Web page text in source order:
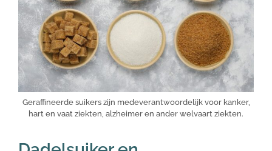
Geraffineerde suikers zijn medeverantwoordelijk voor kanker,
hart en vaat ziekten, alzheimer en ander welvaart ziekten.